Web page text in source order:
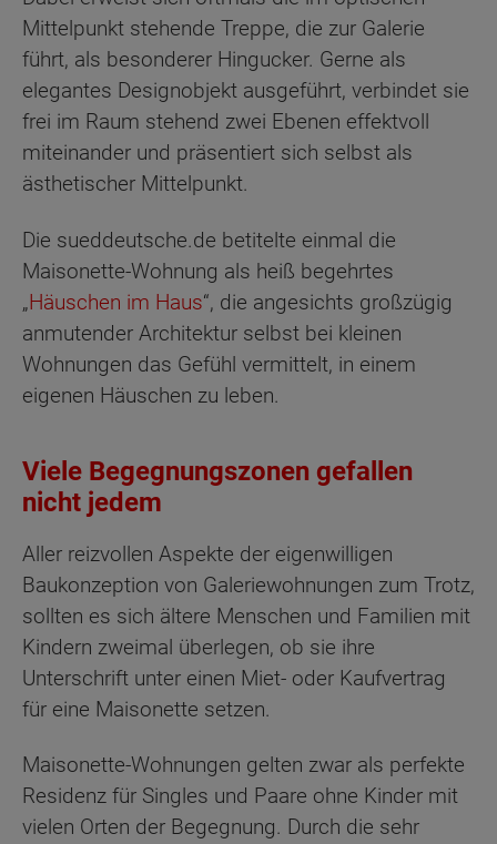
Mittelpunkt stehende Treppe, die zur Galerie
führt, als besonderer Hingucker. Gerne als
elegantes Designobjekt ausgeführt, verbindet sie
frei im Raum stehend zwei Ebenen effektvoll
miteinander und präsentiert sich selbst als
ästhetischer Mittelpunkt.
Die sueddeutsche.de betitelte einmal die
Maisonette-Wohnung als heiß begehrtes
„Häuschen im Haus“, die angesichts großzügig
anmutender Architektur selbst bei kleinen
Wohnungen das Gefühl vermittelt, in einem
eigenen Häuschen zu leben.
Viele Begegnungszonen gefallen
nicht jedem
Aller reizvollen Aspekte der eigenwilligen
Baukonzeption von Galeriewohnungen zum Trotz,
sollten es sich ältere Menschen und Familien mit
Kindern zweimal überlegen, ob sie ihre
Unterschrift unter einen Miet- oder Kaufvertrag
für eine Maisonette setzen.
Maisonette-Wohnungen gelten zwar als perfekte
Residenz für Singles und Paare ohne Kinder mit
vielen Orten der Begegnung. Durch die sehr